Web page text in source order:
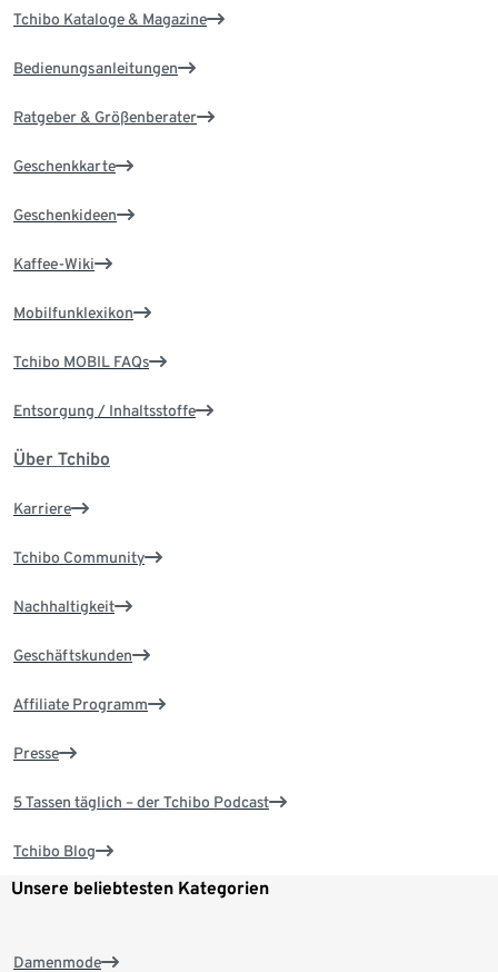
Tchibo Kataloge & Magazine
Bedienungsanleitungen
Ratgeber & Größenberater
Geschenkkarte
Geschenkideen
Kaffee-Wiki
Mobilfunklexikon
Tchibo MOBIL FAQs
Entsorgung / Inhaltsstoffe
Über Tchibo
Karriere
Tchibo Community
Nachhaltigkeit
Geschäftskunden
Affiliate Programm
Presse
5 Tassen täglich – der Tchibo Podcast
Tchibo Blog
Unsere beliebtesten Kategorien
Damenmode